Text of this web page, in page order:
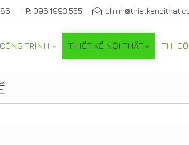
HP: 096.1993.555
CÔNG TRÌNH THIẾT KẾ NỘI THẤT THI